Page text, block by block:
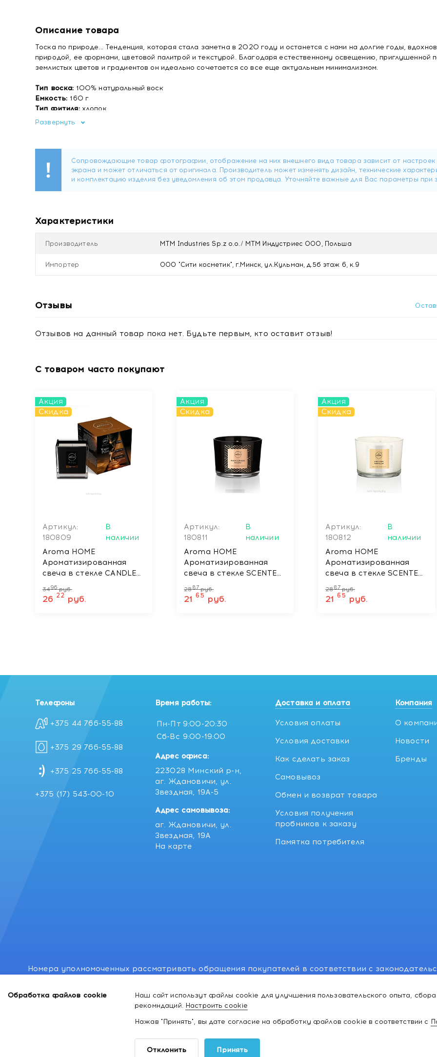
Описание товара
Тоска по природе... Тенденция, которая стала заметна в 2020 году и останется с нами на долгие годы,
природой, ее формами, цветовой палитрой и текстурой. Благодаря естественному освещению, приглушенной
землистых цветов и градиентов он идеально сочетается со все еще актуальным минимализмом.
Тип воска: 100% натуральный воск
Емкость: 160 г
Тип фитиля:хлопок
Воск:
Верхняя нота:сосна, эвкалипт
Нота сердца:цветы апельсина, лесные фрукты, лен
Базовая нота:сандал, ваниль, дубовый мох
Развернуть
Характеристики
Производитель MTM Industries Sp.z o.o./ МТМ Индустриес ООО, Польша
Импортер ООО "Сити косметик", г.Минск, ул.Кульман, д.5б этаж 6, к.9
Отзывы
Отзывов на данный товар пока нет. Будьте первым, кто оставит отзыв!
С товаром часто покупают
Акция
Скидка
Артикул:
180809
В
наличии
Aroma HOME
Ароматизированная
свеча в стекле CANDLE
MAGIC PLACE, 155 гр
3496 руб.
26 22 руб.
Акция
Скидка
Артикул:
180811
В
наличии
Aroma HOME
Ароматизированная
свеча в стекле SCENTED
CANDLE MASCARADE
MASAI, 115 гр
2887 руб.
21 65 руб.
Акция
Скидка
Артикул:
180812
В
наличии
Aroma HOME
Ароматизированная
свеча в стекле SCENTED
CANDLE COTTON
VANILLA, 115 гр
2887 руб.
21 65 руб.
Обработка файлов cookie
Наш сайт использут файлы cookie для улучшения пользовательского опыта, сбора
рекомндаций. Настроить cookie
Нажав "Принять", вы дате согласие на обработку файлов cookie в соответствии с
Отклонить Принять
Телефоны
+375 44 766-55-88
+375 29 766-55-88
+375 25 766-55-88
+375 (17) 543-00-10
Время работы:
Пн-Пт 9:00-20:30
Сб-Вс 9:00-19:00
Адрес офиса:
223028 Минский р-н,
аг. Ждановичи, ул.
Звездная, 19А-5
Адрес самовывоза:
аг. Ждановичи, ул.
Звездная, 19А
На карте
Доставка и оплата
Условия оплаты
Условия доставки
Как сделать заказ
Самовывоз
Обмен и возврат товара
Условия получения
пробников к заказу
Памятка потребителя
Компания
О
Новости
Бренды
Номера уполномоченных рассматривать обращения покупателей в соответствии с
Номер и адрес электронной почты лица, уполномоченного рассматривать обращения
законодательством о защите прав потребителей:766-55-88 (для всех мобильных операторов),
Интернет-магазин косметики и товаров для